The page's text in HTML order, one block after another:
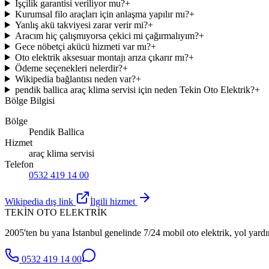
İşçilik garantisi veriliyor mu?+
Kurumsal filo araçları için anlaşma yapılır mı?+
Yanlış akü takviyesi zarar verir mi?+
Aracım hiç çalışmıyorsa çekici mi çağırmalıyım?+
Gece nöbetçi akücü hizmeti var mı?+
Oto elektrik aksesuar montajı arıza çıkarır mı?+
Ödeme seçenekleri nelerdir?+
Wikipedia bağlantısı neden var?+
pendik ballica araç klima servisi için neden Tekin Oto Elektrik?+
Bölge Bilgisi
Bölge
Pendik Ballica
Hizmet
araç klima servisi
Telefon
0532 419 14 00
Wikipedia dış link
İlgili hizmet
TEKİN OTO ELEKTRİK
2005'ten bu yana İstanbul genelinde 7/24 mobil oto elektrik, yol
0532 419 14 00